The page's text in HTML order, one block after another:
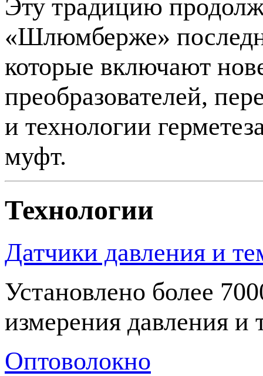
Эту традицию
«Шлюмберже»
которые включают
преобразователей,
и технологии
муфт.
Технологии
Датчики давления и
Установлено более
измерения давления и
Оптоволокно